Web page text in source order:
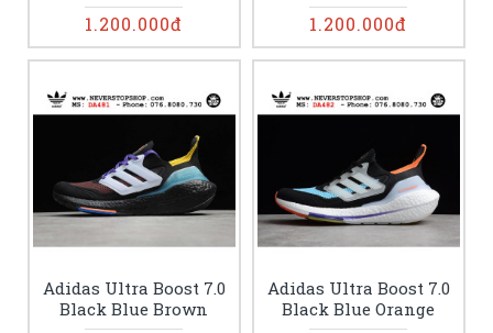
1.200.000đ 1.200.000đ
Adidas Ultra Boost 7.0
Black Blue Brown
Adidas Ultra Boost 7.0
Black Blue Orange